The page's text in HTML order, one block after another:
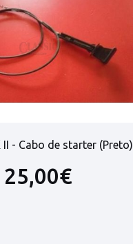
II - Cabo de starter (Preto)
25,00€